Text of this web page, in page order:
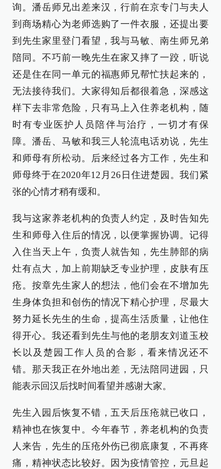
询。潘岳师兄出差来汉，行前在京专门与夫人
到商场精心为老师选购了一件衣服，还提出要
到先生家里登门看望，我与马敏、南生师兄弟
陪同。不巧前一晚先生在家又摔了一跤，听说
还是住在同一单元的福惠师兄帮忙扶起来的，
无法接待我们。大家得知后都很着急，深感这
样下去非常危险，只有马上入住养老机构，随
时有专业医护人员陪伴与治疗，一切才有保
障。潘岳、马敏和我三人轮流电话劝说，先生
和师母有所松动。后来经过各方工作，先生和
师母终于在2020年12月26日住进楚园。我们紧
张的心情才稍有缓和。
我与这家养老机构的负责人约定，及时告知先
生和师母入住后的情况，以便掌握协调。记得
入住当天上午，负责人就告知，先生肺部的病
灶有点大，加上前期缺乏专业护理，皮肤有压
疮。按章先生家人的想法，他们会在不增加先
生身体负担和创伤的情况下精心护理，尽最大
努力延长先生的生命，提高生活质量，让他住
得开心。我还看到先生与他的老朋友刘道玉校
长以及楚园工作人员的合影，看来情况还不
错。那天我正在外地出差，无法陪同进园，只
能表示回汉后找时间看望并感谢大家。
先生入园后恢复不错，五天后压疮就已收口，
精神也在恢复中。今年春节，养老机构的负责
人来告，先生的压疮外伤已彻底康复，不再疼
痛，精神状态比较好。因为疫情管控，元旦起